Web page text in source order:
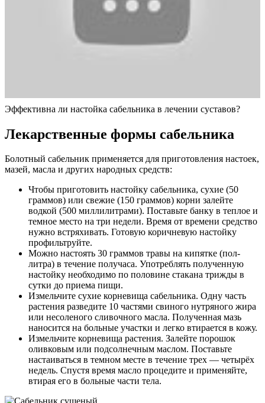
Эффективна ли настойка сабельника в лечении суставов?
Лекарственные формы сабельника
Болотный сабельник применяется для приготовления настоек,
мазей, масла и других народных средств:
Чтобы приготовить настойку сабельника, сухие (50
граммов) или свежие (150 граммов) корни залейте
водкой (500 миллилитрами). Поставьте банку в теплое и
темное место на три недели. Время от времени средство
нужно встряхивать. Готовую коричневую настойку
профильтруйте.
Можно настоять 30 граммов травы на кипятке (пол-
литра) в течение получаса. Употреблять полученную
настойку необходимо по половине стакана трижды в
сутки до приема пищи.
Измельчите сухие корневища сабельника. Одну часть
растения разведите 10 частями свиного нутряного жира
или несоленого сливочного масла. Полученная мазь
наносится на больные участки и легко втирается в кожу.
Измельчите корневища растения. Залейте порошок
оливковым или подсолнечным маслом. Поставьте
настаиваться в темном месте в течение трех — четырёх
недель. Спустя время масло процедите и применяйте,
втирая его в больные части тела.